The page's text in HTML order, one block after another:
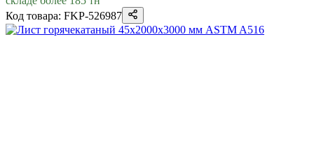
Код товара: FKP-526987